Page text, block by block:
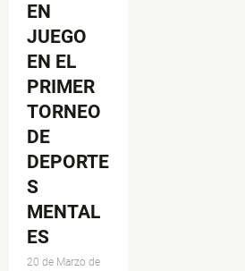
EN
JUEGO
EN EL
PRIMER
TORNEO
DE
DEPORTE
S
MENTAL
ES
20 de Marzo de